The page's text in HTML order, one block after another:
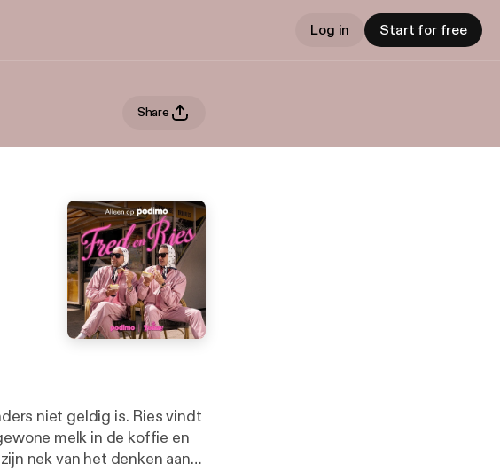
Log in Start for free
Share
niet geldig is. Ries vindt
melk in de koffie en
nek van het denken aan